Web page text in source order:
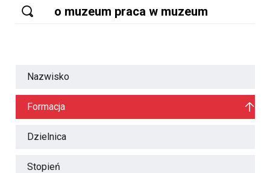
Nazwisko
Formacja
Dzielnica
Stopień